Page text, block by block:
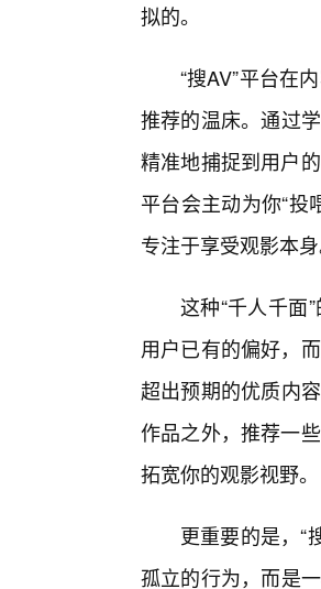
拟的。
“搜AV”平台在
推荐的温床。通过
精准地捕捉到用户
平台会主动为你“投
专注于享受观影本身
这种“千人千面
用户已有的偏好，
超出预期的优质内
作品之外，推荐一
拓宽你的观影视野。
更重要的是，“
孤立的行为，而是